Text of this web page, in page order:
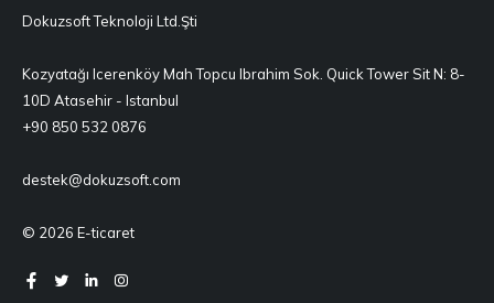
Dokuzsoft Teknoloji Ltd.Şti
Kozyatağı Icerenköy Mah Topcu Ibrahim Sok. Quick Tower Sit N: 8-
10D Atasehir - Istanbul
+90 850 532 0876
destek@dokuzsoft.com
© 2026 E-ticaret